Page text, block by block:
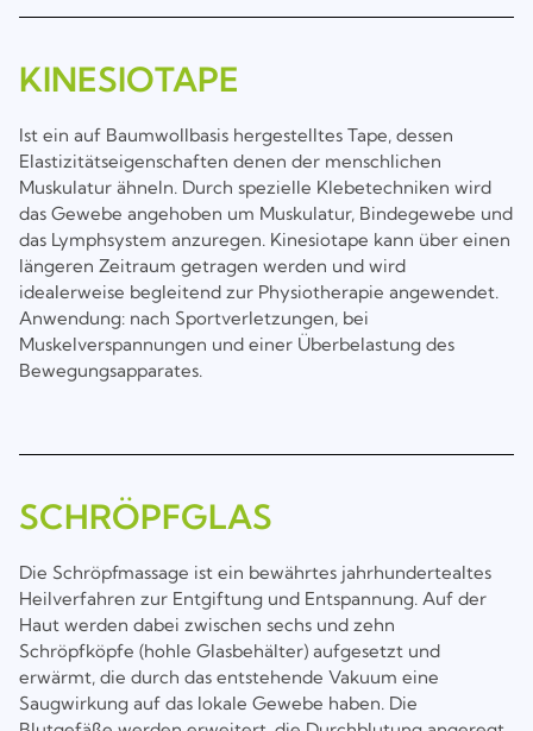
KINESIOTAPE
Ist ein auf Baumwollbasis hergestelltes Tape, dessen
Elastizitätseigenschaften denen der menschlichen
Muskulatur ähneln. Durch spezielle Klebetechniken wird
das Gewebe angehoben um Muskulatur, Bindegewebe und
das Lymphsystem anzuregen. Kinesiotape kann über einen
längeren Zeitraum getragen werden und wird
idealerweise begleitend zur Physiotherapie angewendet.
Anwendung: nach Sportverletzungen, bei
Muskelverspannungen und einer Überbelastung des
Bewegungsapparates.
SCHRÖPFGLAS
Die Schröpfmassage ist ein bewährtes jahrhundertealtes
Heilverfahren zur Entgiftung und Entspannung. Auf der
Haut werden dabei zwischen sechs und zehn
Schröpfköpfe (hohle Glasbehälter) aufgesetzt und
erwärmt, die durch das entstehende Vakuum eine
Saugwirkung auf das lokale Gewebe haben. Die